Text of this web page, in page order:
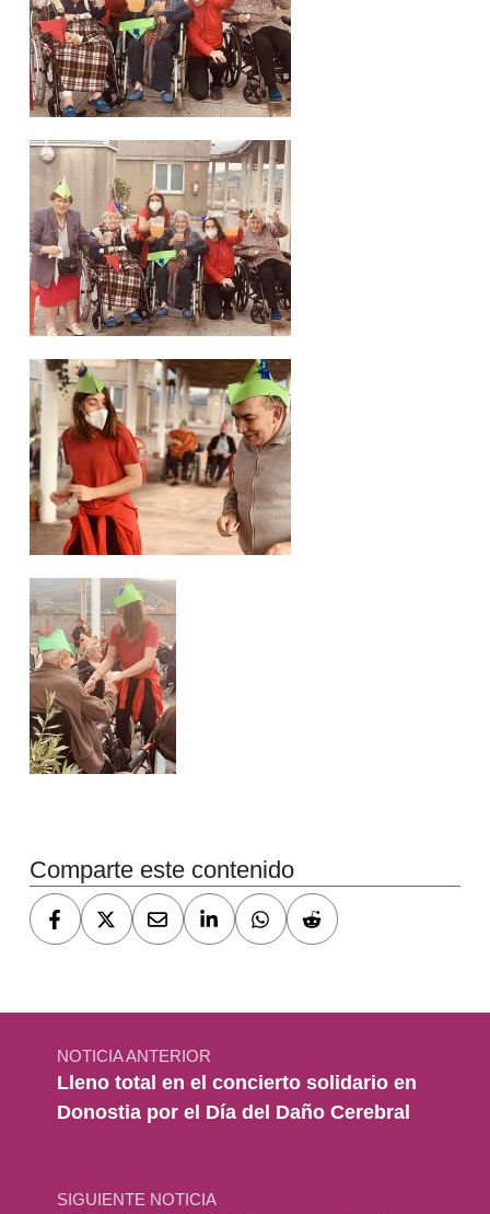
Comparte este contenido
Navegación de entradas
NOTICIA ANTERIOR
Lleno total en el concierto solidario en
Donostia por el Día del Daño Cerebral
SIGUIENTE NOTICIA